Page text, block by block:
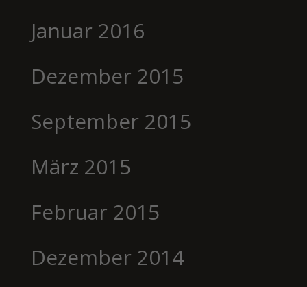
Januar 2016
Dezember 2015
September 2015
März 2015
Februar 2015
Dezember 2014